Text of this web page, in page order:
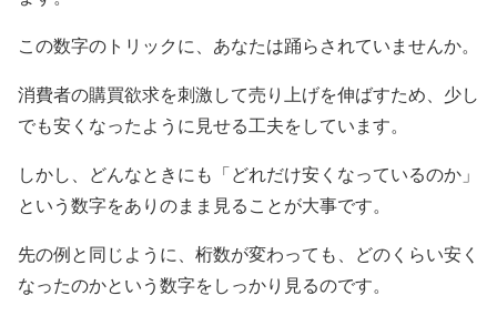
この数字のトリックに、あなたは踊らされていませんか。
消費者の購買欲求を刺激して売り上げを伸ばすため、少し
でも安くなったように見せる工夫をしています。
しかし、どんなときにも「どれだけ安くなっているのか」
という数字をありのまま見ることが大事です。
先の例と同じように、桁数が変わっても、どのくらい安く
なったのかという数字をしっかり見るのです。